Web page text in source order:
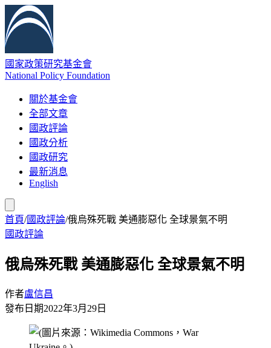
國家政策研究基金會
National Policy Foundation
關於基金會
全部文章
國政評論
國政分析
國政研究
最新消息
English
首頁/國政評論/俄烏殊死戰 美通膨惡化 全球景氣不明
國政評論
俄烏殊死戰 美通膨惡化 全球景氣不明
作者盧信昌
發布日期2022年3月29日